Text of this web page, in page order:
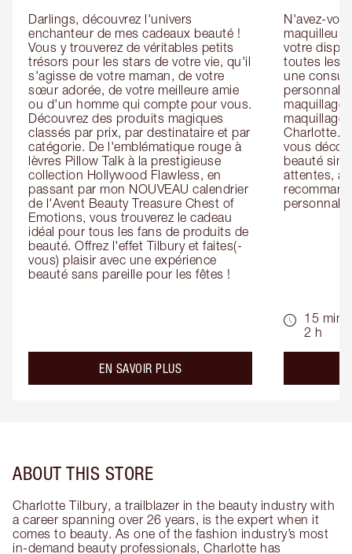
Darlings, découvrez l'univers
enchanteur de mes cadeaux beauté !
Vous y trouverez de véritables petits
trésors pour les stars de votre vie, qu'il
s'agisse de votre maman, de votre
sœur adorée, de votre meilleure amie
ou d'un homme qui compte pour vous.
Découvrez des produits magiques
classés par prix, par destinataire et par
catégorie. De l'emblématique rouge à
lèvres Pillow Talk à la prestigieuse
collection Hollywood Flawless, en
passant par mon NOUVEAU calendrier
de l'Avent Beauty Treasure Chest of
Emotions, vous trouverez le cadeau
idéal pour tous les fans de produits de
beauté. Offrez l'effet Tilbury et faites(-
vous) plaisir avec une expérience
beauté sans pareille pour les fêtes !
EN SAVOIR PLUSabout the
N'avez-
maquilleur
votre
toutes les
une
maquillage
maquillage
Charlotte.
vous
beauté
attentes,
15 min -
2 h
ABOUT THIS STORE
Charlotte Tilbury, a trailblazer in the beauty industry with
a career spanning over 26 years, is the expert when it
comes to beauty. As one of the fashion industry’s most
in-demand beauty professionals, Charlotte has